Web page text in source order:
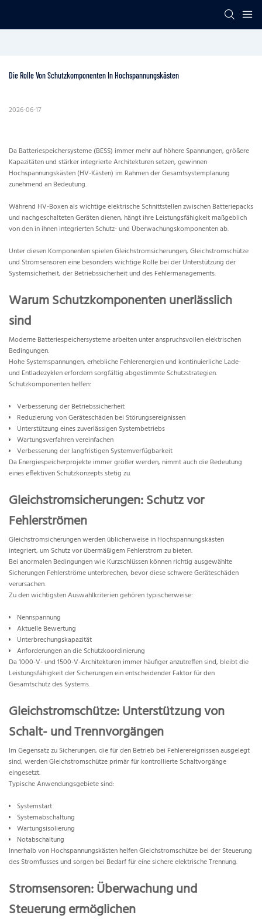
Die Rolle Von Schutzkomponenten In Hochspannungskästen
2026-06-17
Da Batteriespeichersysteme (BESS) immer mehr auf höhere Spannungen, größere
Kapazitäten und stärker integrierte Architekturen setzen, gewinnen
Hochspannungskästen (HV-Kästen) im Rahmen der Gesamtsystemplanung
zunehmend an Bedeutung.
Während HV-Boxen als wichtige elektrische Schnittstellen zwischen Batteriepacks
und nachgeschalteten Geräten dienen, hängt ihre Leistungsfähigkeit maßgeblich
von den in ihnen integrierten Schutz- und Überwachungskomponenten ab.
Unter diesen Komponenten spielen Gleichstromsicherungen, Gleichstromschütze
und Stromsensoren eine besonders wichtige Rolle bei der Unterstützung der
Systemsicherheit, der Betriebssicherheit und des Fehlermanagements.
Warum Schutzkomponenten unerlässlich
sind
Moderne Batteriespeichersysteme arbeiten unter anspruchsvollen elektrischen
Bedingungen.
Hohe Systemspannungen, erhebliche Fehlerenergien und kontinuierliche Lade-
und Entladezyklen erfordern sorgfältig abgestimmte Schutzstrategien.
Schutzkomponenten helfen:
Verbesserung der Betriebssicherheit
Reduzierung von Geräteschäden bei Störungsereignissen
Unterstützung eines zuverlässigen Systembetriebs
Wartungsverfahren vereinfachen
Verbesserung der langfristigen Systemverfügbarkeit
Da Energiespeicherprojekte immer größer werden, nimmt auch die Bedeutung
eines effektiven Schutzkonzepts stetig zu.
Gleichstromsicherungen: Schutz vor
Fehlerströmen
Gleichstromsicherungen werden üblicherweise in Hochspannungskästen
integriert, um Schutz vor übermäßigem Fehlerstrom zu bieten.
Bei anormalen Bedingungen wie Kurzschlüssen können richtig ausgewählte
Sicherungen Fehlerströme unterbrechen, bevor diese schwere Geräteschäden
verursachen.
Zu den wichtigsten Auswahlkriterien gehören typischerweise:
Nennspannung
Aktuelle Bewertung
Unterbrechungskapazität
Anforderungen an die Schutzkoordinierung
Da 1000-V- und 1500-V-Architekturen immer häufiger anzutreffen sind, bleibt die
Leistungsfähigkeit der Sicherungen ein entscheidender Faktor für den
Gesamtschutz des Systems.
Gleichstromschütze: Unterstützung von
Schalt- und Trennvorgängen
Im Gegensatz zu Sicherungen, die für den Betrieb bei Fehlerereignissen ausgelegt
sind, werden Gleichstromschütze primär für kontrollierte Schaltvorgänge
eingesetzt.
Typische Anwendungsgebiete sind:
Systemstart
Systemabschaltung
Wartungsisolierung
Notabschaltung
Innerhalb von Hochspannungskästen helfen Gleichstromschütze bei der Steuerung
des Stromflusses und sorgen bei Bedarf für eine sichere elektrische Trennung.
Stromsensoren: Überwachung und
Steuerung ermöglichen